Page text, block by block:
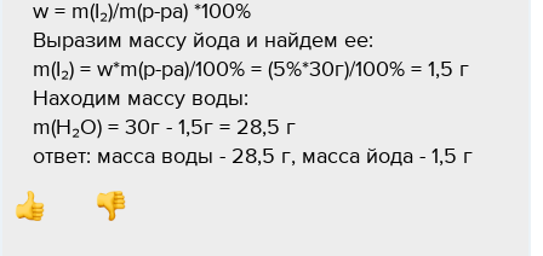
w = m(I₂)/m(p-pa) *100%
Выразим массу йода и найдем ее:
m(I₂) = w*m(p-pa)/100% = (5%*30г)/100% = 1,5 г
Находим массу воды:
m(H₂O) = 30г - 1,5г = 28,5 г
ответ: масса воды - 28,5 г, масса йода - 1,5 г